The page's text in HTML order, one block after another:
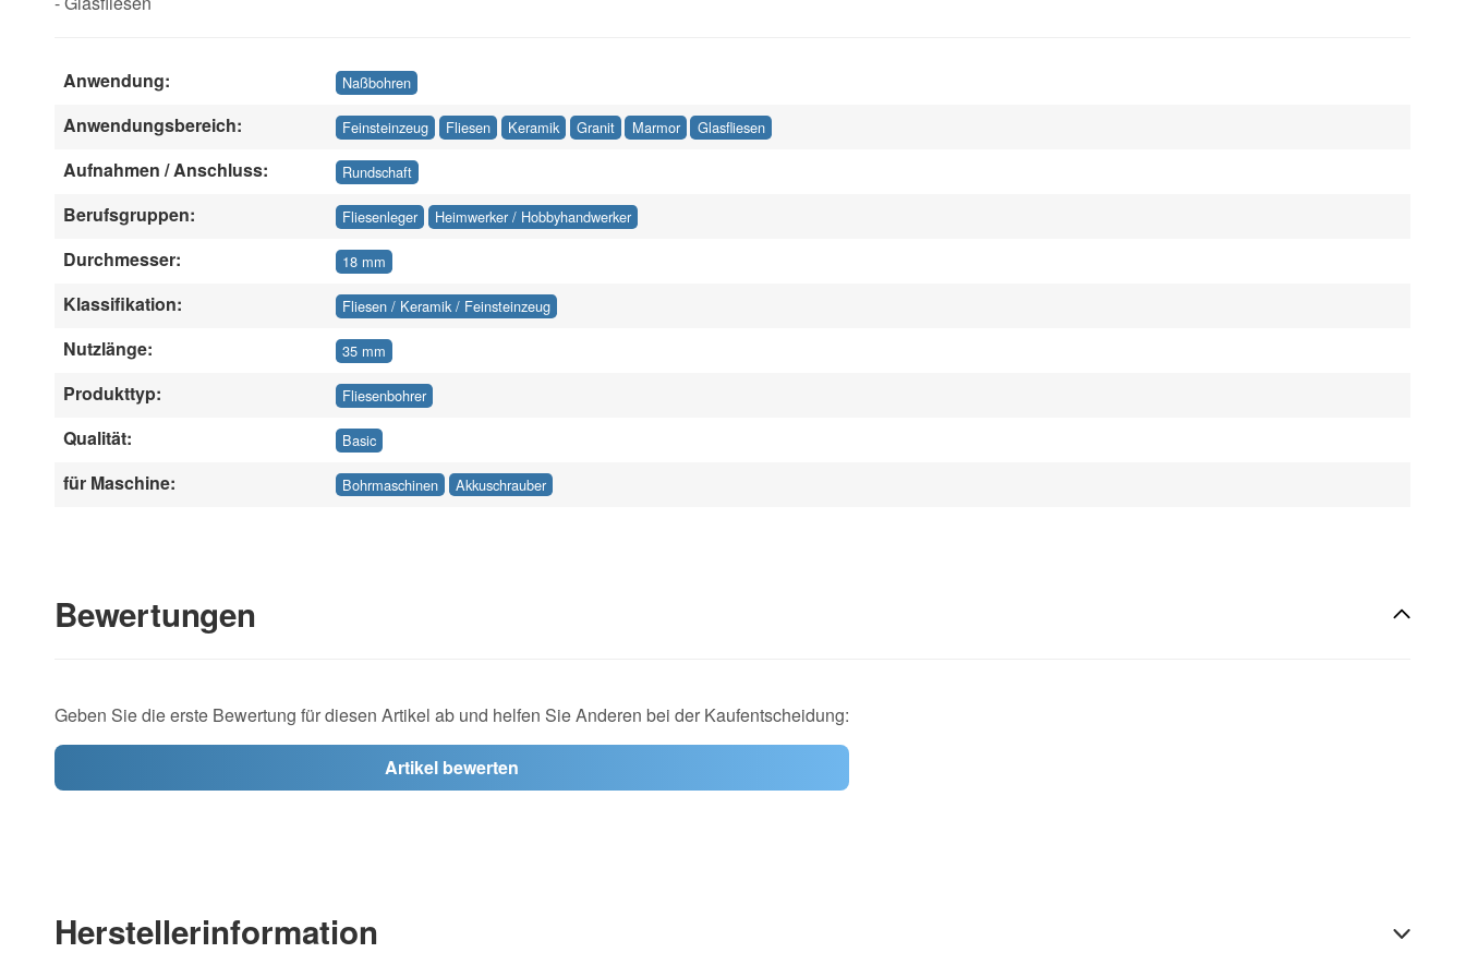
Anwendung: Naßbohren
Anwendungsbereich: Feinsteinzeug Fliesen Keramik Granit Marmor Glasfliesen
Aufnahmen / Anschluss: Rundschaft
Berufsgruppen: Fliesenleger Heimwerker / Hobbyhandwerker
Durchmesser: 18 mm
Klassifikation: Fliesen / Keramik / Feinsteinzeug
Nutzlänge: 35 mm
Produkttyp: Fliesenbohrer
Qualität: Basic
für Maschine: Bohrmaschinen Akkuschrauber
Bewertungen
Geben Sie die erste Bewertung für diesen Artikel ab und helfen Sie Anderen bei der Kaufentscheidung:
Artikel bewerten
Herstellerinformation